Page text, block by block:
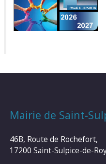
Mairie de Saint-
46B, Route de Rochefort,
17200 Saint-Sulpice-de-